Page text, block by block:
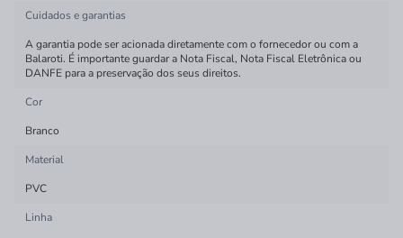
Cuidados e garantias
A garantia pode ser acionada diretamente com o fornecedor ou com a
Balaroti. É importante guardar a Nota Fiscal, Nota Fiscal Eletrônica ou
DANFE para a preservação dos seus direitos.
Cor
Branco
Material
PVC
Linha